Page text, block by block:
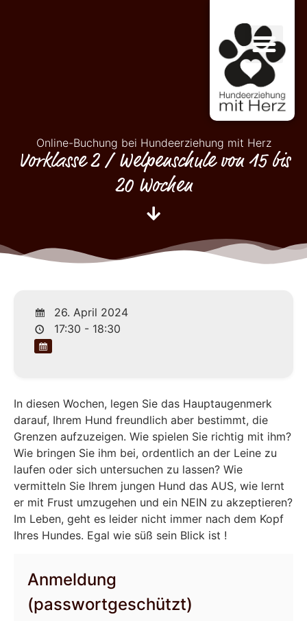
Online-Buchung bei Hundeerziehung mit Herz
Vorklasse 2 / Welpenschule von 15 bis
20 Wochen
26. April 2024
17:30 - 18:30
In diesen Wochen, legen Sie das Hauptaugenmerk
darauf, Ihrem Hund freundlich aber bestimmt, die
Grenzen aufzuzeigen. Wie spielen Sie richtig mit ihm?
Wie bringen Sie ihm bei, ordentlich an der Leine zu
laufen oder sich untersuchen zu lassen? Wie
vermitteln Sie Ihrem jungen Hund das AUS, wie lernt
er mit Frust umzugehen und ein NEIN zu akzeptieren?
Im Leben, geht es leider nicht immer nach dem Kopf
Ihres Hundes. Egal wie süß sein Blick ist !
Anmeldung
(passwortgeschützt)